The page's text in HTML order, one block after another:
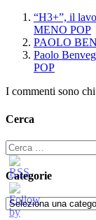
“H3+”, il
MENO POP
PAOLO
Paolo
POP
I commenti sono
Cerca
Ricerca
per:
Categorie
Categorie